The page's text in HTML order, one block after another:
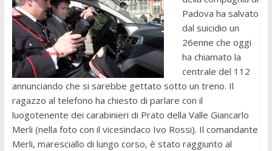
Padova ha salvato
dal suicidio un
26enne che oggi
ha chiamato la
centrale del 112
annunciando che si sarebbe gettato sotto un treno. Il
ragazzo al telefono ha chiesto di parlare con il
luogotenente dei carabinieri di Prato della Valle Giancarlo
Merli (nella foto con il vicesindaco Ivo Rossi). Il comandante
Merli, maresciallo di lungo corso, è stato raggiunto al